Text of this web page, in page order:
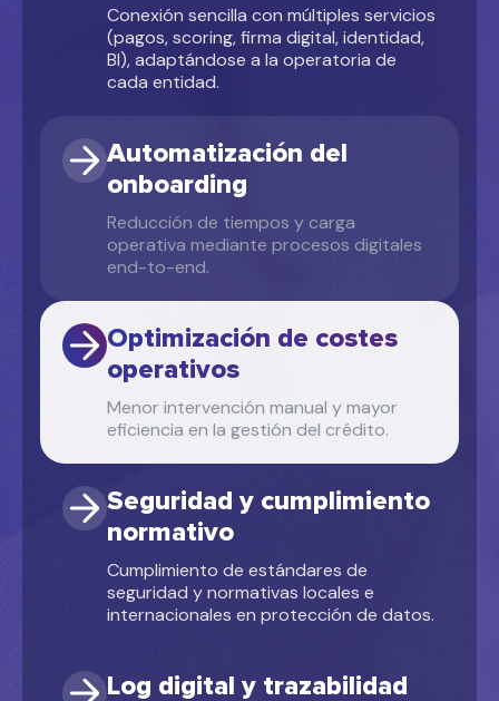
validez legal.
Confirmación de crédito
Depósito en cuenta
bancaria del cliente.
Conexión sencilla con múltiples servicios
(pagos, scoring, firma digital, identidad,
BI), adaptándose a la operatoria de
cada entidad.
Automatización del
onboarding
Reducción de tiempos y carga
operativa mediante procesos digitales
end-to-end.
Optimización de costes
operativos
Menor intervención manual y mayor
eficiencia en la gestión del crédito.
Seguridad y cumplimiento
normativo
Cumplimiento de estándares de
seguridad y normativas locales e
internacionales en protección de datos.
Log digital y trazabilidad